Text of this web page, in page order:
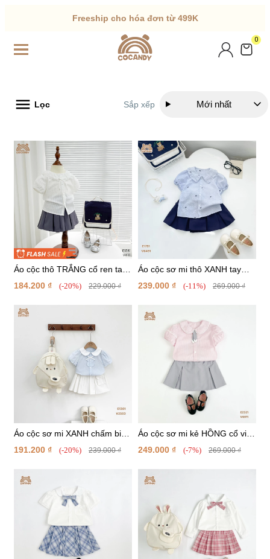
Freeship cho hóa đơn từ 499K
0
Lọc Mới nhất
Sắp xếp
Áo cộc thô TRẮNG cổ ren tay
phồng
184.200 ₫ (-20%) 229.000 ₫
Áo cộc sơ mi thô XANH tay
bồng hình nơ
239.000 ₫ (-11%) 269.000 ₫
Áo cộc sơ mi XANH chấm bi
sóng ngực
191.200 ₫ (-20%) 239.000 ₫
Áo cộc sơ mi kẻ HỒNG cổ viền
ren
249.000 ₫ (-7%) 269.000 ₫